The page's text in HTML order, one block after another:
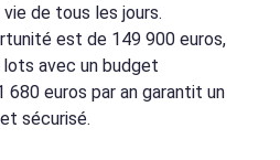
de tous les jours.
est de 149 900 euros,
avec un budget
680 euros par an garantit un
sécurisé.